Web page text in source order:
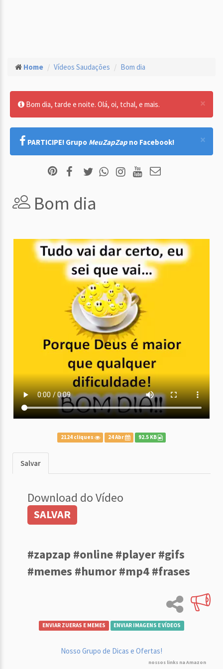
Home Vídeos Saudações Bom dia
×
Bom dia, tarde e noite. Olá, oi, tchal, e mais.
×
PARTICIPE! Grupo MeuZapZap no Facebook!
Bom dia
2124 cliques 24 Abr 92.5 KB
Salvar
Download do Vídeo
SALVAR
#zapzap #online #player #gifs
#memes #humor #mp4 #frases
ENVIAR ZUERAS E MEMES ENVIAR IMAGENS E VÍDEOS
Nosso Grupo de Dicas e Ofertas!
nossos links na Amazon